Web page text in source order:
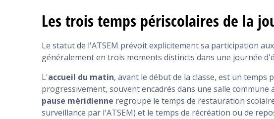
Les trois temps périscolaires de la
Le statut de l'ATSEM prévoit explicitement sa participation
généralement en trois moments distincts dans une journée
L'accueil du matin, avant le début de la classe, est un
progressivement, souvent encadrés dans une salle
pause méridienne regroupe le temps de restauration
surveillance par l'ATSEM) et le temps de récréation ou de